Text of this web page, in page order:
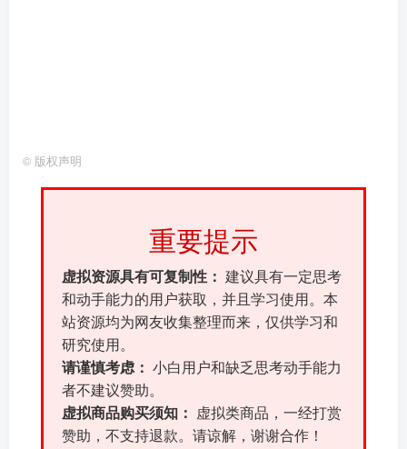
© 版权声明
重要提示
虚拟资源具有可复制性： 建议具有一定思考
和动手能力的用户获取，并且学习使用。本
站资源均为网友收集整理而来，仅供学习和
研究使用。
请谨慎考虑： 小白用户和缺乏思考动手能力
者不建议赞助。
虚拟商品购买须知：
虚拟类商品，一经打赏
赞助，不支持退款。请谅解，谢谢合作！